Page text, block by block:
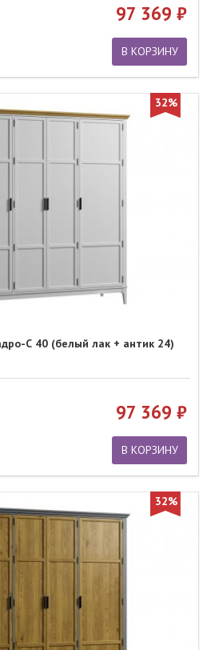
97 369
В КОРЗИНУ
32%
С 40 (белый лак + антик 24)
97 369
В КОРЗИНУ
32%